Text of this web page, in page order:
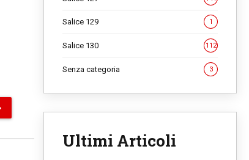
Salice 129 1
Salice 130 112
Senza categoria 3
Ultimi Articoli